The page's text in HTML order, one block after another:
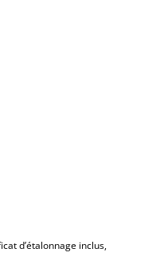
d’étalonnage inclus,